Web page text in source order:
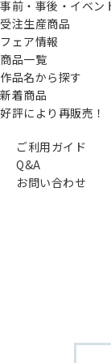
事前・事後・イベン
受注生産商品
フェア情報
商品一覧
作品名から探す
新着商品
好評により再販売！
ご利用ガイド
Q&A
お問い合わせ